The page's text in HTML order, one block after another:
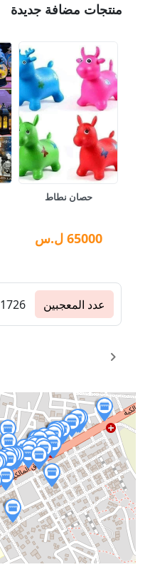
منتجات مضافة جديدة
حصان نطاط
65000 ل.س
1726 عدد المعجبين